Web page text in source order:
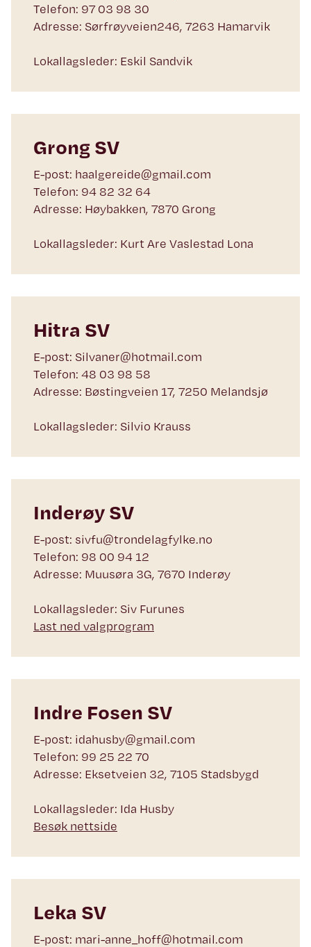
Telefon: 97 03 98 30
Adresse: Sørfrøyveien246, 7263 Hamarvik
Lokallagsleder: Eskil Sandvik
Grong SV
E-post: haalgereide@gmail.com
Telefon: 94 82 32 64
Adresse: Høybakken, 7870 Grong
Lokallagsleder: Kurt Are Vaslestad Lona
Hitra SV
E-post: Silvaner@hotmail.com
Telefon: 48 03 98 58
Adresse: Bøstingveien 17, 7250 Melandsjø
Lokallagsleder: Silvio Krauss
Inderøy SV
E-post: sivfu@trondelagfylke.no
Telefon: 98 00 94 12
Adresse: Muusøra 3G, 7670 Inderøy
Lokallagsleder: Siv Furunes
Last ned valgprogram
Indre Fosen SV
E-post: idahusby@gmail.com
Telefon: 99 25 22 70
Adresse: Eksetveien 32, 7105 Stadsbygd
Lokallagsleder: Ida Husby
Besøk nettside
Leka SV
E-post: mari-anne_hoff@hotmail.com